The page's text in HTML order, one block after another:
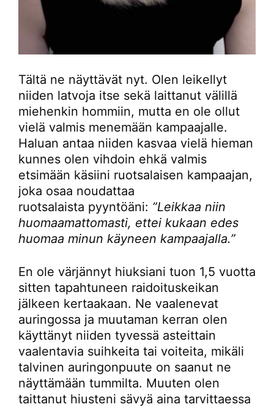
Tältä ne näyttävät nyt. Olen leikellyt
niiden latvoja itse sekä laittanut välillä
miehenkin hommiin, mutta en ole ollut
vielä valmis menemään kampaajalle.
Haluan antaa niiden kasvaa vielä hieman
kunnes olen vihdoin ehkä valmis
etsimään käsiini ruotsalaisen kampaajan,
joka osaa noudattaa
ruotsalaista pyyntöäni: ”Leikkaa niin
huomaamattomasti, ettei kukaan edes
huomaa minun käyneen kampaajalla.”
En ole värjännyt hiuksiani tuon 1,5 vuotta
sitten tapahtuneen raidoituskeikan
jälkeen kertaakaan. Ne vaalenevat
auringossa ja muutaman kerran olen
käyttänyt niiden tyvessä asteittain
vaalentavia suihkeita tai voiteita, mikäli
talvinen auringonpuute on saanut ne
näyttämään tummilta. Muuten olen
taittanut hiusteni sävyä aina tarvittaessa